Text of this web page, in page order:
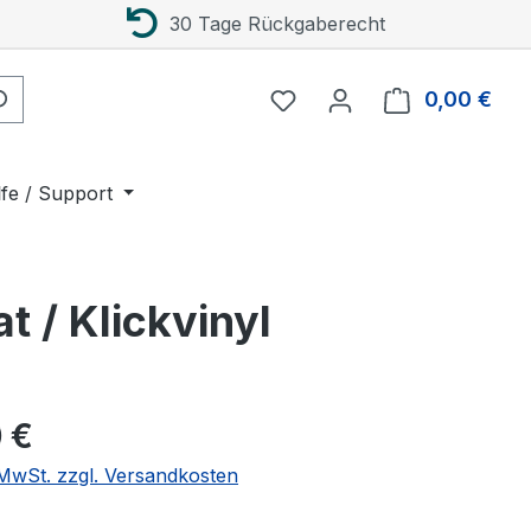
30 Tage Rückgaberecht
0,00 €
/ Support
/ Klickvinyl
€
zzgl. Versandkosten